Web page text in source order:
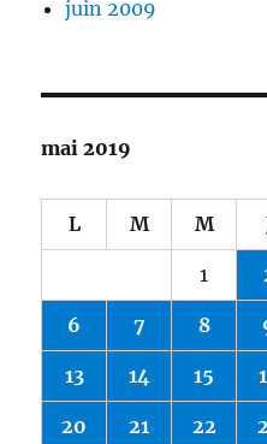
juin 2009
mai 2019
L M M
1
6 7 8
13 14 15
20 21 22